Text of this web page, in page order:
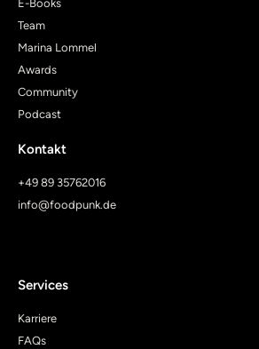
E-Books
Team
Marina Lommel
Awards
Community
Podcast
Kontakt
+49 89 35762016
info@foodpunk.de
Services
Karriere
FAQs